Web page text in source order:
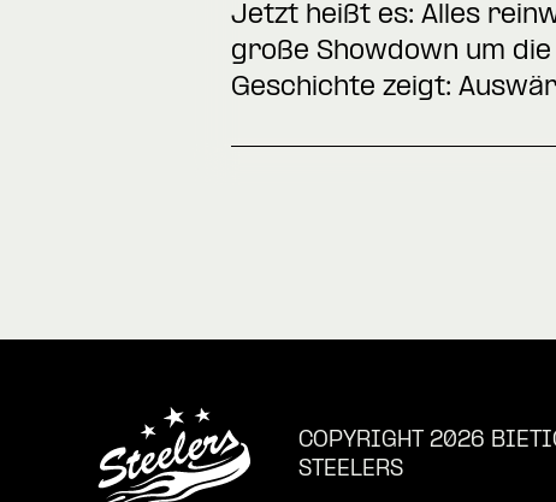
Jetzt heißt es: Alles
große Showdown um
Geschichte zeigt:
COPYRIGHT 2026
STEELERS